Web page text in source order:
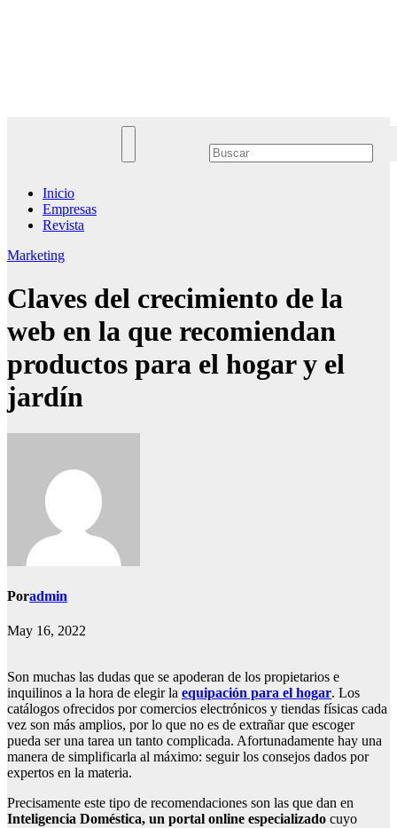
Inicio
Empresas
Revista
Marketing
Claves del crecimiento de la
web en la que recomiendan
productos para el hogar y el
jardín
Poradmin
May 16, 2022
Son muchas las dudas que se apoderan de los propietarios e
inquilinos a la hora de elegir la equipación para el hogar. Los
catálogos ofrecidos por comercios electrónicos y tiendas físicas cada
vez son más amplios, por lo que no es de extrañar que escoger
pueda ser una tarea un tanto complicada. Afortunadamente hay una
manera de simplificarla al máximo: seguir los consejos dados por
expertos en la materia.
Precisamente este tipo de recomendaciones son las que dan en
Inteligencia Doméstica, un portal online especializado cuyo